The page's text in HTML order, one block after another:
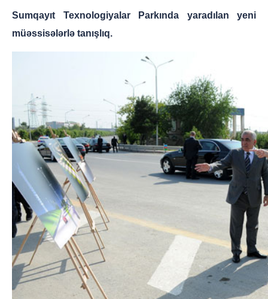
Sumqayıt Texnologiyalar Parkında yaradılan yeni
müəssisələrlə tanışlıq.